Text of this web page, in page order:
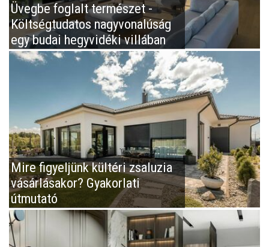
Üvegbe foglalt természet -
Költségtudatos nagyvonalúság
egy budai hegyvidéki villában
Mire figyeljünk kültéri zsaluzia
vásárlásakor? Gyakorlati
útmutató